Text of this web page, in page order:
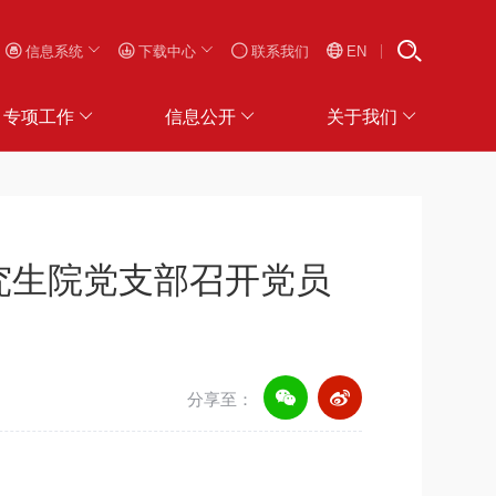
信息系统 下载中心 联系我们 EN
专项工作 信息公开 关于我们
院党支部召开党员
分享至：